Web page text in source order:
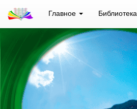
Главное Библиотека